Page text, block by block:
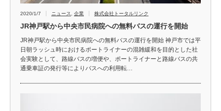
2020/1/7 ニュース 企業 株式会社トータルリンク
JR神戸駅から中央市民病院への無料バスの運行を開始
JR神戸駅から中央市民病院への無料バスの運行を開始 神戸市では平
日朝ラッシュ時におけるポートライナーの混雑緩和を目的とした社
会実験として、路線バスの増便や、ポートライナーと路線バスの共
通乗車証の発行等によりバスへの利用転…